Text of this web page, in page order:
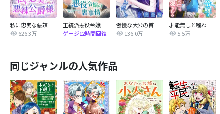
私に忠実な悪辣公爵様
626.3万
正統派悪役令嬢の裏事情
ゲージ12時間回復
傲慢な大公の首輪をつかんだら【完全版】
136.0万
才能無しと嗤われた男爵令嬢は魔王の腕の中で愛される【タテヨミ】
5.5万
同じジャンルの人気作品